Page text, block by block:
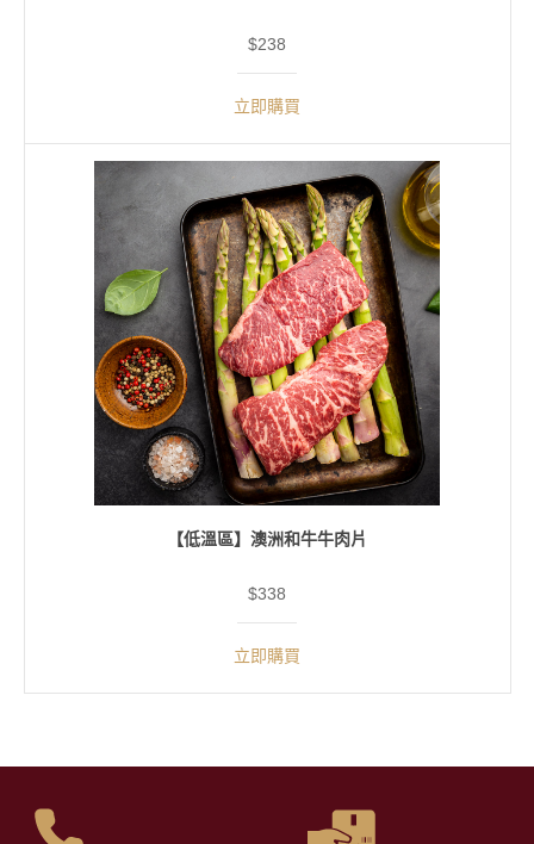
$238
立即購買
【低溫區】澳洲和牛牛肉片
$338
立即購買